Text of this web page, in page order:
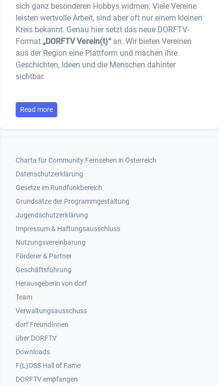
sich ganz besonderen Hobbys widmen: Viele Vereine
leisten wertvolle Arbeit, sind aber oft nur einem kleinen
Kreis bekannt. Genau hier setzt das neue DORFTV-
Format „DORFTV Verein(t)“an. Wir bieten Vereinen
aus der Region eine Plattform und machen ihre
Geschichten, Ideen und die Menschen dahinter
sichtbar.
Read more
Footer 1
Charta für Community Fernsehen in Österreich
Datenschutzerklärung
Gesetze im Rundfunkbereich
Grundsätze der Programmgestaltung
Jugendschutzerklärung
Impressum & Haftungsausschluss
Nutzungsvereinbarung
Footer 2
Förderer & Partner
Geschäftsführung
Herausgeberin von dorf
Team
Verwaltungsausschuss
dorf FreundInnen
Footer 3
über DORFTV
Downloads
F(L)OSS Hall of Fame
Footer 4
DORFTV empfangen